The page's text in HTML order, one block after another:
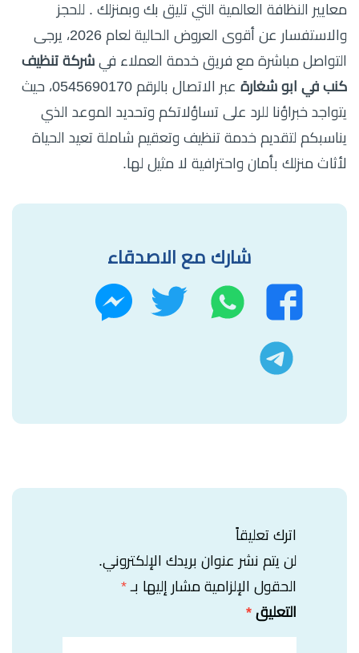
معايير النظافة العالمية التي تليق بك وبمنزلك . للحجز
والاستفسار عن أقوى العروض الحالية لعام 2026، يرجى
التواصل مباشرة مع فريق خدمة العملاء في شركة تنظيف
كنب في ابو شغارة
عبر الاتصال بالرقم 0545690170، حيث
يتواجد خبراؤنا للرد على تساؤلاتكم وتحديد الموعد الذي
يناسبكم لتقديم خدمة تنظيف وتعقيم شاملة تعيد الحياة
لأثاث منزلك بأمان واحترافية لا مثيل لها.
شارك مع الاصدقاء
فيسبوك
واتساب تويتر
اترك تعليقاً
لن يتم نشر عنوان بريدك الإلكتروني.
الحقول الإلزامية مشار إليها بـ *
التعليق *